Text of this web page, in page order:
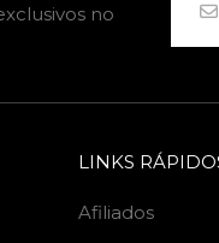
no
LINKS
Afiliados